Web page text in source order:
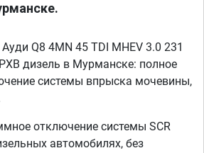
Q8 4MN 45 TDI MHEV 3.0 231
дизель в Мурманске: полное
системы впрыска мочевины,
отключение системы SCR
автомобилях, без